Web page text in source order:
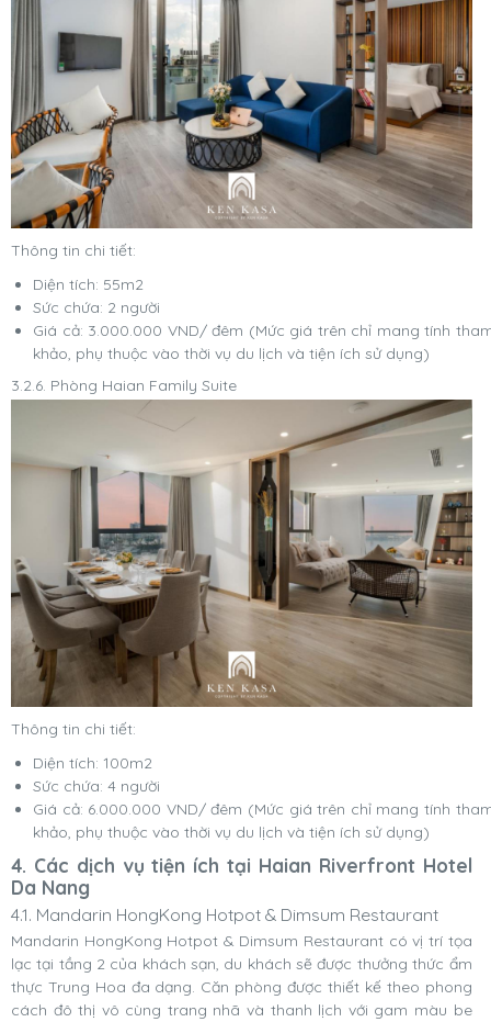
Thông tin chi tiết:
Diện tích: 55m2
Sức chứa: 2 người
Giá cả: 3.000.000 VND/ đêm (Mức giá trên chỉ mang tính
khảo, phụ thuộc vào thời vụ du lịch và tiện ích sử dụng)
3.2.6. Phòng Haian Family Suite
Thông tin chi tiết:
Diện tích: 100m2
Sức chứa: 4 người
Giá cả: 6.000.000 VND/ đêm (Mức giá trên chỉ mang tính
khảo, phụ thuộc vào thời vụ du lịch và tiện ích sử dụng)
4. Các dịch vụ tiện ích tại Haian Riverfront Hotel
Da Nang
4.1. Mandarin HongKong Hotpot & Dimsum Restaurant
Mandarin HongKong Hotpot & Dimsum Restaurant có vị trí tọa
lạc tại tầng 2 của khách sạn, du khách sẽ được thưởng thức ẩm
thực Trung Hoa đa dạng. Căn phòng được thiết kế theo phong
cách đô thị vô cùng trang nhã và thanh lịch với gam màu be